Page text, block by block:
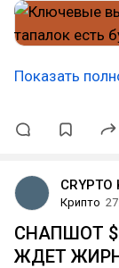
Показать
CRYPTO
Крипто
СНАПШОТ
ЖДЕТ